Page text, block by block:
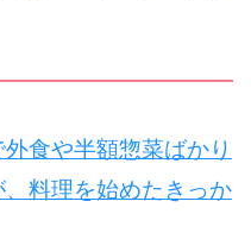
食や半額惣菜ばかり
、料理を始めたきっか